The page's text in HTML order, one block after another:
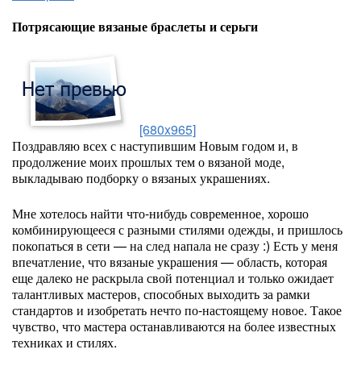
Потрясающие вязаные браслеты и серьги
[680x965]
Поздравляю всех с наступившим Новым годом и, в
продолжение моих прошлых тем о вязаной моде,
выкладываю подборку о вязаных украшениях.
Мне хотелось найти что-нибудь современное, хорошо
комбинирующееся с разными стилями одежды, и пришлось
покопаться в сети — на след напала не сразу :) Есть у меня
впечатление, что вязаные украшения — область, которая
еще далеко не раскрыла свой потенциал и только ожидает
талантливых мастеров, способных выходить за рамки
стандартов и изобретать нечто по-настоящему новое. Такое
чувство, что мастера останавливаются на более известных
техниках и стилях.